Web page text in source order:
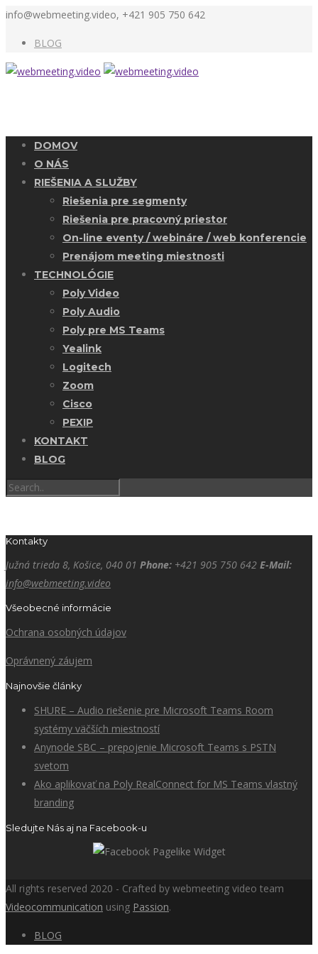
info@webmeeting.video, +421 905 750 642
BLOG
DOMOV
O NÁS
RIEŠENIA A SLUŽBY
Riešenia pre segmenty
Riešenia pre pracovný priestor
On-line eventy / webináre / web konferencie
Prenájom meeting miestnosti
TECHNOLÓGIE
Poly Video
Poly Audio
Poly pre MS Teams
Yealink
Logitech
Zoom
Cisco
PEXIP
KONTAKT
BLOG
Kontakty
Južná trieda 8, Košice, 040 01 Phone: +421 905 750 642 E-Mail:
info@webmeeting.video
Všeobecné informácie
Ochrana osobných údajov
Oprávnený záujem
Najnovšie články
SHURE – Audio riešenie pre Microsoft Teams Room
systémy väčších miestností
Anynode SBC – prepojenie Microsoft Teams s PSTN
svetom
Ako aplikovať na Poly RealConnect for MS Teams vlastný
branding
Sledujte Nás aj na Facebook-u
All rights reserved 2020 - Crafted by webmeeting video team
Videocommunication using Passion.
BLOG